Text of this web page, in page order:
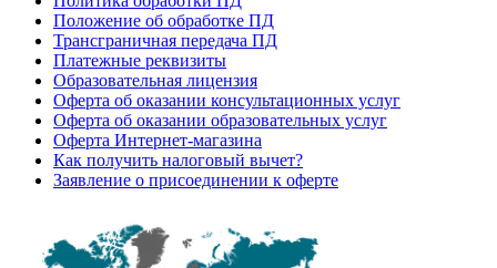
Положение об обработке ПД
Трансграничная передача ПД
Платежные реквизиты
Образовательная лицензия
Оферта об оказании консультационных услуг
Оферта об оказании образовательных услуг
Оферта Интернет-магазина
Как получить налоговый вычет?
Заявление о присоединении к оферте